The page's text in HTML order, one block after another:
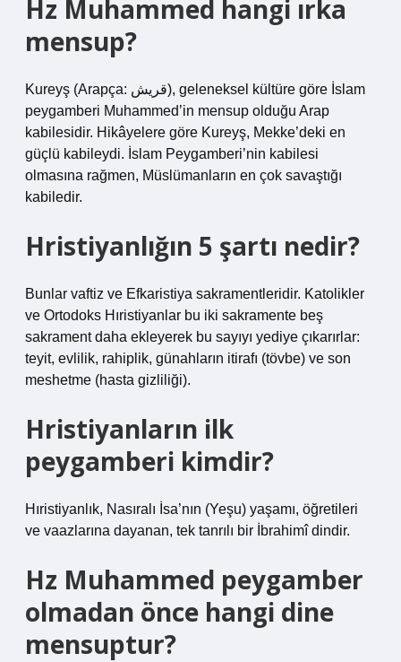
Hz Muhammed hangi ırka
mensup?
Kureyş (Arapça: قريش), geleneksel kültüre göre İslam
peygamberi Muhammed’in mensup olduğu Arap
kabilesidir. Hikâyelere göre Kureyş, Mekke’deki en
güçlü kabileydi. İslam Peygamberi’nin kabilesi
olmasına rağmen, Müslümanların en çok savaştığı
kabiledir.
Hristiyanlığın 5 şartı nedir?
Bunlar vaftiz ve Efkaristiya sakramentleridir. Katolikler
ve Ortodoks Hıristiyanlar bu iki sakramente beş
sakrament daha ekleyerek bu sayıyı yediye çıkarırlar:
teyit, evlilik, rahiplik, günahların itirafı (tövbe) ve son
meshetme (hasta gizliliği).
Hristiyanların ilk
peygamberi kimdir?
Hıristiyanlık, Nasıralı İsa’nın (Yeşu) yaşamı, öğretileri
ve vaazlarına dayanan, tek tanrılı bir İbrahimî dindir.
Hz Muhammed peygamber
olmadan önce hangi dine
mensuptur?